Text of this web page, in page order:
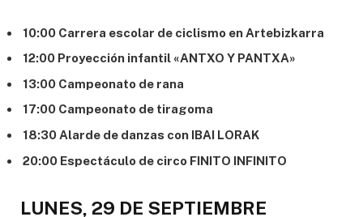
10:00 Carrera escolar de ciclismo en Artebizkarra
12:00 Proyección infantil «ANTXO Y PANTXA»
13:00 Campeonato de rana
17:00 Campeonato de tiragoma
18:30 Alarde de danzas con IBAI LORAK
20:00 Espectáculo de circo FINITO INFINITO
LUNES, 29 DE SEPTIEMBRE